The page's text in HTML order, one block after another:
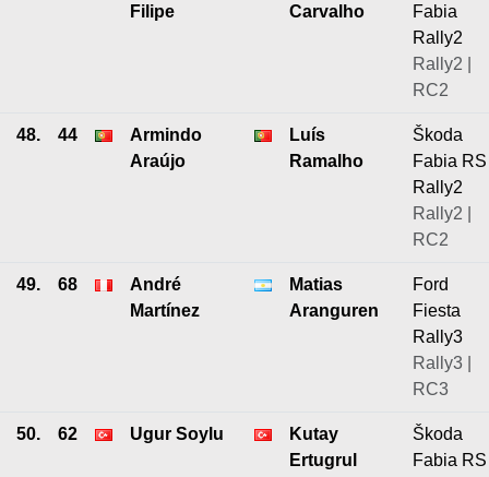
Filipe
Carvalho
Fabia
Rally2
Rally2 |
RC2
48. 44
Armindo
Araújo
Luís
Ramalho
Škoda
Fabia RS
Rally2
Rally2 |
RC2
49. 68
André
Martínez
Matias
Aranguren
Ford
Fiesta
Rally3
Rally3 |
RC3
50. 62 Ugur Soylu
Kutay
Ertugrul
Škoda
Fabia RS